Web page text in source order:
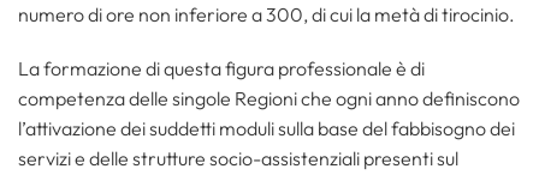
numero di ore non inferiore a 300, di cui la metà di tirocinio.
La formazione di questa figura professionale è di
competenza delle singole Regioni che ogni anno definiscono
l’attivazione dei suddetti moduli sulla base del fabbisogno dei
servizi e delle strutture socio-assistenziali presenti sul